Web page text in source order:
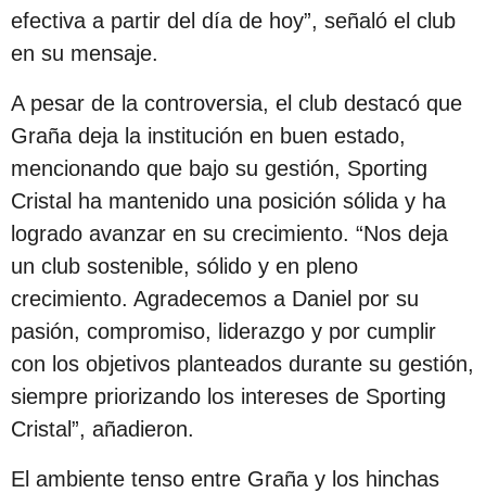
c
i
n
efectiva a partir del día de hoy”, señaló el club
en su mensaje.
A pesar de la controversia, el club destacó que
Graña deja la institución en buen estado,
mencionando que bajo su gestión, Sporting
Cristal ha mantenido una posición sólida y ha
logrado avanzar en su crecimiento. “Nos deja
un club sostenible, sólido y en pleno
crecimiento. Agradecemos a Daniel por su
pasión, compromiso, liderazgo y por cumplir
con los objetivos planteados durante su gestión,
siempre priorizando los intereses de Sporting
Cristal”, añadieron.
El ambiente tenso entre Graña y los hinchas